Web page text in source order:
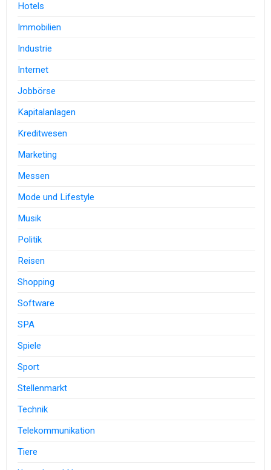
Hotels
Immobilien
Industrie
Internet
Jobbörse
Kapitalanlagen
Kreditwesen
Marketing
Messen
Mode und Lifestyle
Musik
Politik
Reisen
Shopping
Software
SPA
Spiele
Sport
Stellenmarkt
Technik
Telekommunikation
Tiere